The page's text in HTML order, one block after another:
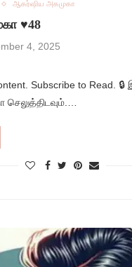
ஆகர்ஷிய அகமுகா
♥️48
4, 2025
Subscribe to Read.
செலுத்திடவும்.…